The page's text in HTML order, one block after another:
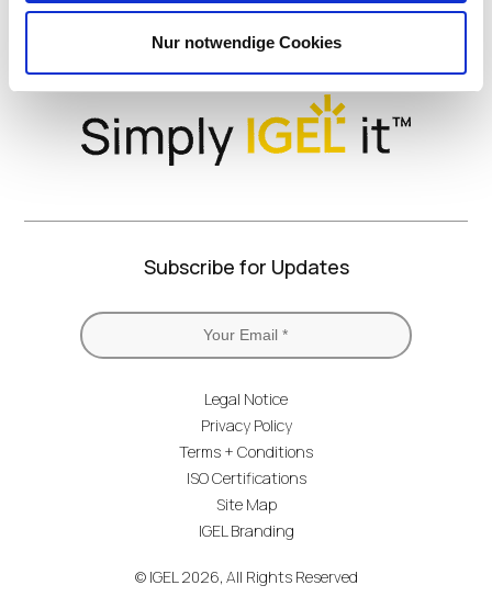
Nur notwendige Cookies
LinkedInX
(formerly
Twitter)
YouTubeFacebookRSS Slack
Subscribe for Updates
Legal Notice
Privacy Policy
Terms + Conditions
ISO Certifications
Site Map
IGEL Branding
© IGEL 2026, All Rights Reserved